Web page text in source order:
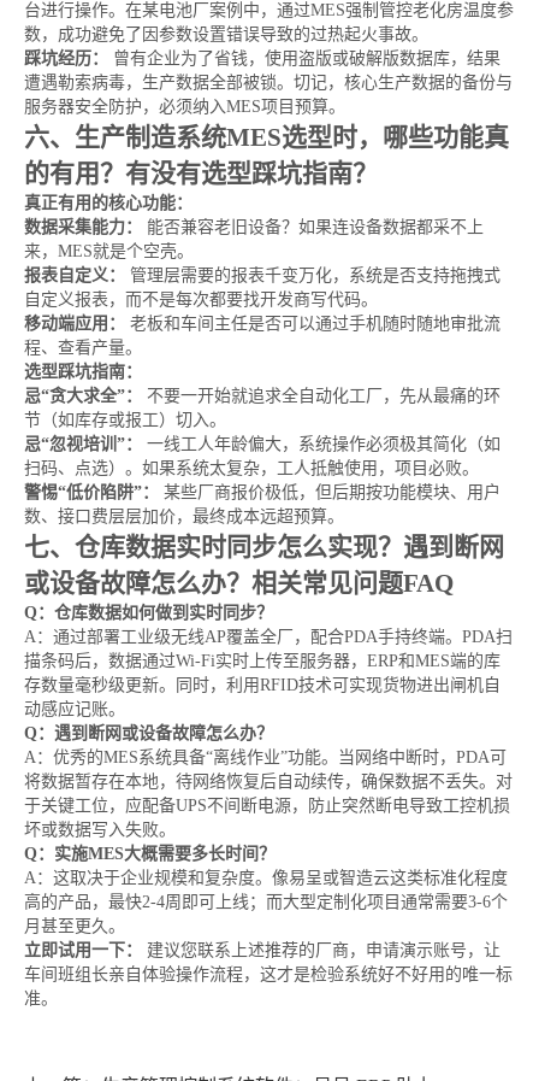
台进行操作。在某电池厂案例中，通过MES强制管控老化房温度参
数，成功避免了因参数设置错误导致的过热起火事故。
踩坑经历：
曾有企业为了省钱，使用盗版或破解版数据库，结果
遭遇勒索病毒，生产数据全部被锁。切记，核心生产数据的备份与
服务器安全防护，必须纳入MES项目预算。
六、生产制造系统MES选型时，哪些功能真
的有用？有没有选型踩坑指南？
真正有用的核心功能：
数据采集能力：
能否兼容老旧设备？如果连设备数据都采不上
来，MES就是个空壳。
报表自定义：
管理层需要的报表千变万化，系统是否支持拖拽式
自定义报表，而不是每次都要找开发商写代码。
移动端应用：
老板和车间主任是否可以通过手机随时随地审批流
程、查看产量。
选型踩坑指南：
忌“贪大求全”：
不要一开始就追求全自动化工厂，先从最痛的环
节（如库存或报工）切入。
忌“忽视培训”：
一线工人年龄偏大，系统操作必须极其简化（如
扫码、点选）。如果系统太复杂，工人抵触使用，项目必败。
警惕“低价陷阱”：
某些厂商报价极低，但后期按功能模块、用户
数、接口费层层加价，最终成本远超预算。
七、仓库数据实时同步怎么实现？遇到断网
或设备故障怎么办？相关常见问题FAQ
Q：仓库数据如何做到实时同步？
A：通过部署工业级无线AP覆盖全厂，配合PDA手持终端。PDA扫
描条码后，数据通过Wi-Fi实时上传至服务器，ERP和MES端的库
存数量毫秒级更新。同时，利用RFID技术可实现货物进出闸机自
动感应记账。
Q：遇到断网或设备故障怎么办？
A：优秀的MES系统具备“离线作业”功能。当网络中断时，PDA可
将数据暂存在本地，待网络恢复后自动续传，确保数据不丢失。对
于关键工位，应配备UPS不间断电源，防止突然断电导致工控机损
坏或数据写入失败。
Q：实施MES大概需要多长时间？
A：这取决于企业规模和复杂度。像易呈或智造云这类标准化程度
高的产品，最快2-4周即可上线；而大型定制化项目通常需要3-6个
月甚至更久。
立即试用一下：
建议您联系上述推荐的厂商，申请演示账号，让
车间班组长亲自体验操作流程，这才是检验系统好不好用的唯一标
准。